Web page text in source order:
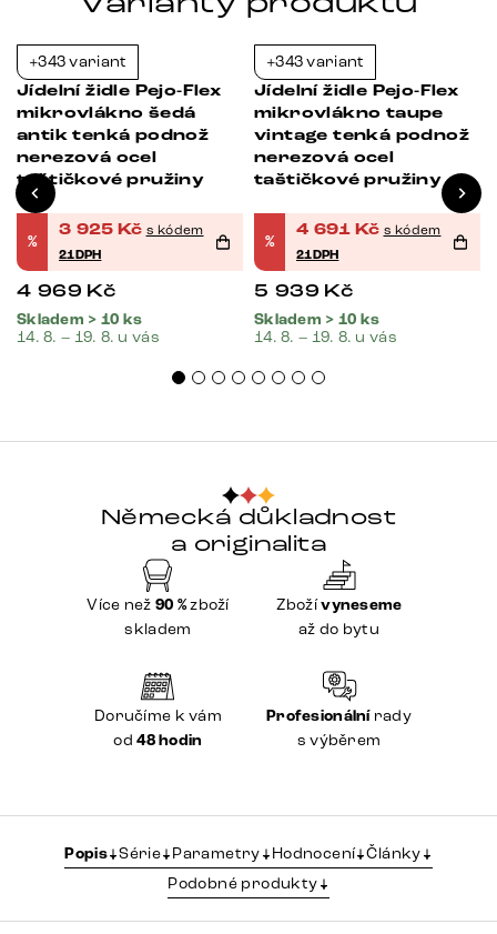
+343 variant
Jídelní židle Pejo-Flex
mikrovlákno šedá
antik tenká podnož
nerezová ocel
taštičkové pružiny
%
3 925 Kč s kódem
21DPH
4 969 Kč
Skladem > 10 ks
14. 8. – 19. 8. u vás
+343 variant
Jídelní židle Pejo-Flex
mikrovlákno taupe
vintage tenká podnož
nerezová ocel
taštičkové pružiny
%
4 691 Kč s kódem
21DPH
5 939 Kč
Skladem > 10 ks
14. 8. – 19. 8. u vás
Německá důkladnost
a originalita
Více než 90 %zboží
skladem
Zbožívyneseme
až do bytu
Doručíme k vám
od48 hodin
Profesionálnírady
s výběrem
Popis Série Parametry Hodnocení Články
Podobné produkty